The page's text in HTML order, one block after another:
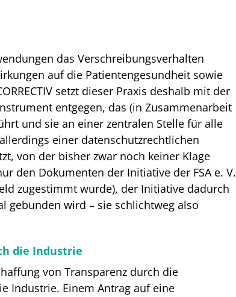
das Verschreibungsverhalten
auf die Patientengesundheit sowie
setzt dieser Praxis deshalb mit der
entgegen, das (in Zusammenarbeit
und sie an einer zentralen Stelle für alle
einer datenschutzrechtlichen
von der bisher zwar noch keiner Klage
den Dokumenten der Initiative der FSA e. V.
zugestimmt wurde), der Initiative dadurch
gebunden wird – sie schlichtweg also
die Industrie
von Transparenz durch die
Industrie. Einem Antrag auf eine